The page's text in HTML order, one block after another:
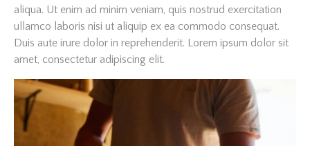
aliqua. Ut enim ad minim veniam, quis nostrud exercitation
ullamco laboris nisi ut aliquip ex ea commodo consequat.
Duis aute irure dolor in reprehenderit. Lorem ipsum dolor sit
amet, consectetur adipiscing elit.